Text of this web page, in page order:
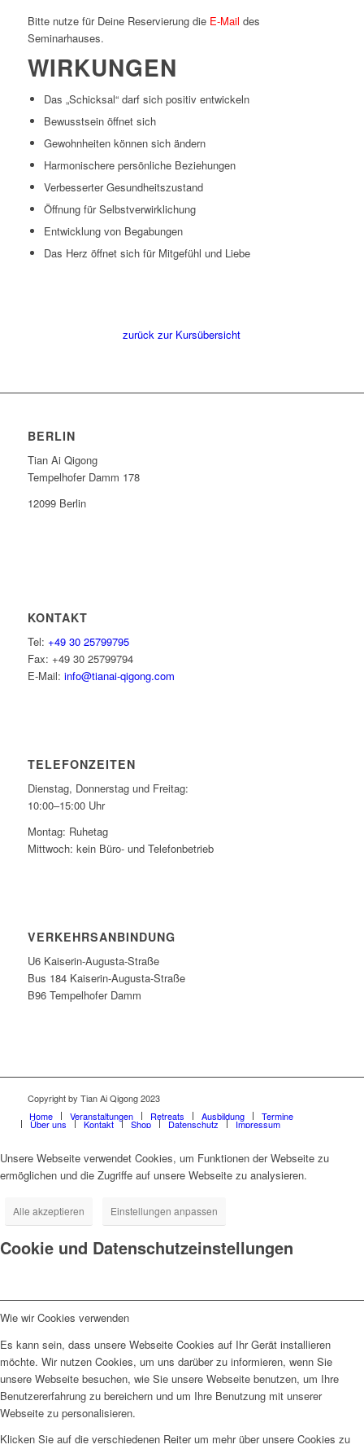
Bitte nutze für Deine Reservierung die E-Mail des
Seminarhauses.
WIRKUNGEN
Das „Schicksal“ darf sich positiv entwickeln
Bewusstsein öffnet sich
Gewohnheiten können sich ändern
Harmonischere persönliche Beziehungen
Verbesserter Gesundheitszustand
Öffnung für Selbstverwirklichung
Entwicklung von Begabungen
Das Herz öffnet sich für Mitgefühl und Liebe
zurück zur Kursübersicht
BERLIN
Tian Ai Qigong
Tempelhofer Damm 178
12099 Berlin
KONTAKT
Tel: +49 30 25799795
Fax: +49 30 25799794
E-Mail: info@tianai-qigong.com
TELEFONZEITEN
Dienstag, Donnerstag und Freitag:
10:00–15:00 Uhr
Montag: Ruhetag
Mittwoch: kein Büro- und Telefonbetrieb
VERKEHRSANBINDUNG
U6 Kaiserin-Augusta-Straße
Bus 184 Kaiserin-Augusta-Straße
B96 Tempelhofer Damm
Copyright by Tian Ai Qigong 2023
Home
Veranstaltungen Retreats Ausbildung Termine
Über uns Kontakt Shop Datenschutz Impressum
Unsere Webseite verwendet Cookies, um Funktionen der Webseite zu
ermöglichen und die Zugriffe auf unsere Webseite zu analysieren.
Alle akzeptieren Einstellungen anpassen
Cookie und Datenschutzeinstellungen
Wie wir Cookies verwenden
Es kann sein, dass unsere Webseite Cookies auf Ihr Gerät installieren
möchte. Wir nutzen Cookies, um uns darüber zu informieren, wenn Sie
unsere Webseite besuchen, wie Sie unsere Webseite benutzen, um Ihre
Benutzererfahrung zu bereichern und um Ihre Benutzung mit unserer
Webseite zu personalisieren.
Klicken Sie auf die verschiedenen Reiter um mehr über unsere Cookies zu